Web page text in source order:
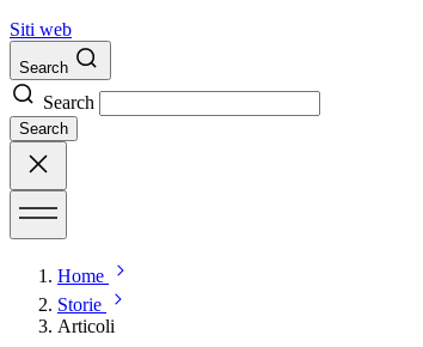
Siti web
Search
Search
Search
Home
Storie
Articoli